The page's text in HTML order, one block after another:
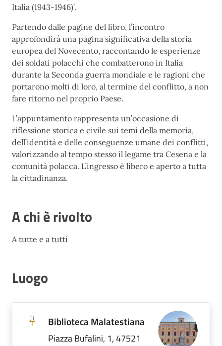
Italia (1943-1946)’.
Partendo dalle pagine del libro, l’incontro
approfondirà una pagina significativa della storia
europea del Novecento, raccontando le esperienze
dei soldati polacchi che combatterono in Italia
durante la Seconda guerra mondiale e le ragioni che
portarono molti di loro, al termine del conflitto, a non
fare ritorno nel proprio Paese.
L’appuntamento rappresenta un’occasione di
riflessione storica e civile sui temi della memoria,
dell’identità e delle conseguenze umane dei conflitti,
valorizzando al tempo stesso il legame tra Cesena e la
comunità polacca. L’ingresso è libero e aperto a tutta
la cittadinanza.
A chi è rivolto
A tutte e a tutti
Luogo
Biblioteca Malatestiana
Piazza Bufalini, 1, 47521